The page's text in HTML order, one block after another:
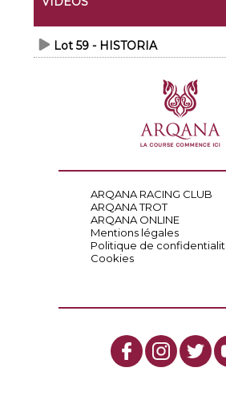
Lot 59 - HISTORIA
ARQANA RACING CLUB
ARQANA TROT
ARQANA ONLINE
Mentions légales
Politique de
Cookies